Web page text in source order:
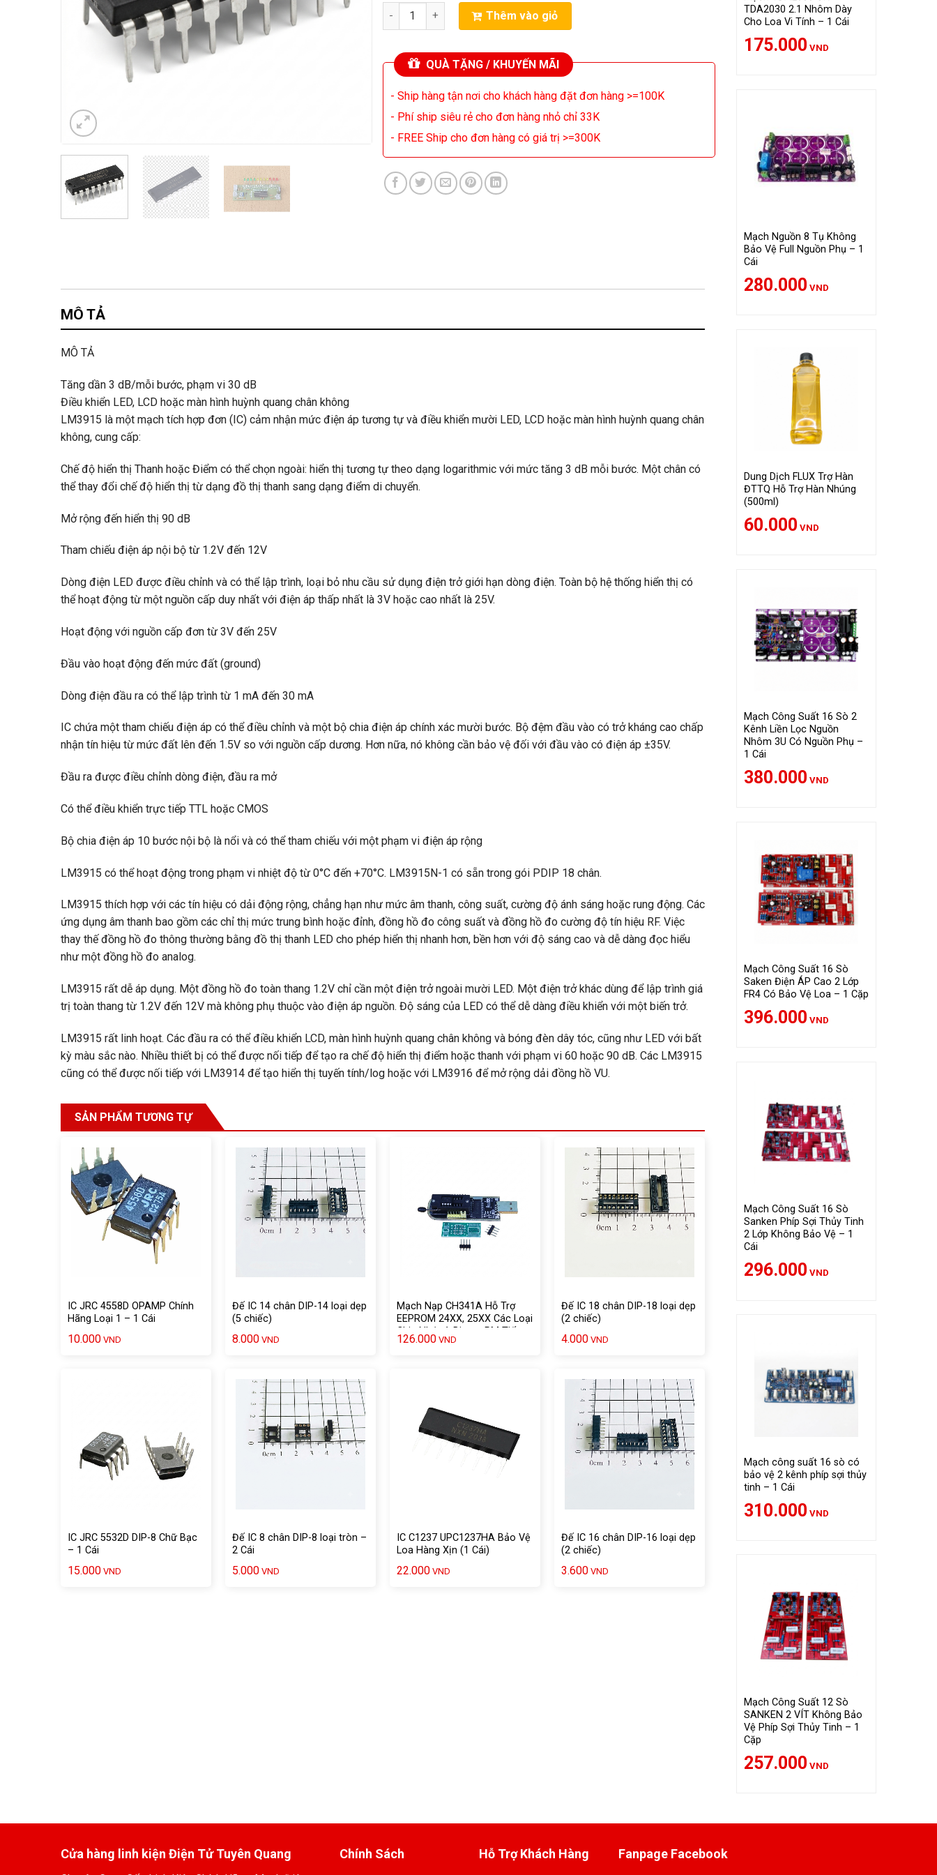
TDA2030 2.1 Nhôm Dày
Cho Loa Vi Tính – 1 Cái
175.000 VND
Mạch Nguồn 8 Tụ Không
Bảo Vệ Full Nguồn Phụ – 1
Cái
280.000 VND
Dung Dịch FLUX Trợ Hàn
ĐTTQ Hỗ Trợ Hàn Nhúng
(500ml)
60.000 VND
Mạch Công Suất 16 Sò 2
Kênh Liền Lọc Nguồn
Nhôm 3U Có Nguồn Phụ –
1 Cái
380.000 VND
Mạch Công Suất 16 Sò
Saken Điện ÁP Cao 2 Lớp
FR4 Có Bảo Vệ Loa – 1 Cặp
396.000 VND
Mạch Công Suất 16 Sò
Sanken Phíp Sợi Thủy Tinh
2 Lớp Không Bảo Vệ – 1
Cái
296.000 VND
Mạch công suất 16 sò có
bảo vệ 2 kênh phíp sợi thủy
tinh – 1 Cái
310.000 VND
Mạch Công Suất 12 Sò
SANKEN 2 VÍT Không Bảo
Vệ Phíp Sợi Thủy Tinh – 1
Cặp
257.000 VND
IC LM3915 Điều Khiển Led Nháy Theo Nhạc Loại Tốt - 1 Cái số lượng
Thêm vào giỏ
QUÀ TẶNG / KHUYẾN MÃI
- Ship hàng tận nơi cho khách hàng đặt đơn hàng >=100K
- Phí ship siêu rẻ cho đơn hàng nhỏ chỉ 33K
- FREE Ship cho đơn hàng có giá trị >=300K
MÔ TẢ
MÔ TẢ
Tăng dần 3 dB/mỗi bước, phạm vi 30 dB
Điều khiển LED, LCD hoặc màn hình huỳnh quang chân không
LM3915 là một mạch tích hợp đơn (IC) cảm nhận mức điện áp tương tự và điều khiển mười LED, LCD hoặc màn hình huỳnh quang chân
không, cung cấp:
Chế độ hiển thị Thanh hoặc Điểm có thể chọn ngoài: hiển thị tương tự theo dạng logarithmic với mức tăng 3 dB mỗi bước. Một chân có
thể thay đổi chế độ hiển thị từ dạng đồ thị thanh sang dạng điểm di chuyển.
Mở rộng đến hiển thị 90 dB
Tham chiếu điện áp nội bộ từ 1.2V đến 12V
Dòng điện LED được điều chỉnh và có thể lập trình, loại bỏ nhu cầu sử dụng điện trở giới hạn dòng điện. Toàn bộ hệ thống hiển thị có
thể hoạt động từ một nguồn cấp duy nhất với điện áp thấp nhất là 3V hoặc cao nhất là 25V.
Hoạt động với nguồn cấp đơn từ 3V đến 25V
Đầu vào hoạt động đến mức đất (ground)
Dòng điện đầu ra có thể lập trình từ 1 mA đến 30 mA
IC chứa một tham chiếu điện áp có thể điều chỉnh và một bộ chia điện áp chính xác mười bước. Bộ đệm đầu vào có trở kháng cao chấp
nhận tín hiệu từ mức đất lên đến 1.5V so với nguồn cấp dương. Hơn nữa, nó không cần bảo vệ đối với đầu vào có điện áp ±35V.
Đầu ra được điều chỉnh dòng điện, đầu ra mở
Có thể điều khiển trực tiếp TTL hoặc CMOS
Bộ chia điện áp 10 bước nội bộ là nổi và có thể tham chiếu với một phạm vi điện áp rộng
LM3915 có thể hoạt động trong phạm vi nhiệt độ từ 0°C đến +70°C. LM3915N-1 có sẵn trong gói PDIP 18 chân.
LM3915 thích hợp với các tín hiệu có dải động rộng, chẳng hạn như mức âm thanh, công suất, cường độ ánh sáng hoặc rung động. Các
ứng dụng âm thanh bao gồm các chỉ thị mức trung bình hoặc đỉnh, đồng hồ đo công suất và đồng hồ đo cường độ tín hiệu RF. Việc
thay thế đồng hồ đo thông thường bằng đồ thị thanh LED cho phép hiển thị nhanh hơn, bền hơn với độ sáng cao và dễ dàng đọc hiểu
như một đồng hồ đo analog.
LM3915 rất dễ áp dụng. Một đồng hồ đo toàn thang 1.2V chỉ cần một điện trở ngoài mười LED. Một điện trở khác dùng để lập trình giá
trị toàn thang từ 1.2V đến 12V mà không phụ thuộc vào điện áp nguồn. Độ sáng của LED có thể dễ dàng điều khiển với một biến trở.
LM3915 rất linh hoạt. Các đầu ra có thể điều khiển LCD, màn hình huỳnh quang chân không và bóng đèn dây tóc, cũng như LED với bất
kỳ màu sắc nào. Nhiều thiết bị có thể được nối tiếp để tạo ra chế độ hiển thị điểm hoặc thanh với phạm vi 60 hoặc 90 dB. Các LM3915
cũng có thể được nối tiếp với LM3914 để tạo hiển thị tuyến tính/log hoặc với LM3916 để mở rộng dải đồng hồ VU.
SẢN PHẨM TƯƠNG TỰ
IC JRC 4558D OPAMP Chính
Hãng Loại 1 – 1 Cái
10.000 VND
Đế IC 14 chân DIP-14 loại dẹp
(5 chiếc)
8.000 VND
Mạch Nạp CH341A Hỗ Trợ
EEPROM 24XX, 25XX Các Loại
Chip Nhớ và Bios – PM Tiếng
Việt
126.000 VND
Đế IC 18 chân DIP-18 loại dẹp
(2 chiếc)
4.000 VND
IC JRC 5532D DIP-8 Chữ Bạc
– 1 Cái
15.000 VND
Đế IC 8 chân DIP-8 loại tròn –
2 Cái
5.000 VND
IC C1237 UPC1237HA Bảo Vệ
Loa Hàng Xịn (1 Cái)
22.000 VND
Đế IC 16 chân DIP-16 loại dẹp
(2 chiếc)
3.600 VND
Cửa hàng linh kiện Điện Tử Tuyên Quang Chính Sách Hỗ Trợ Khách Hàng Fanpage Facebook